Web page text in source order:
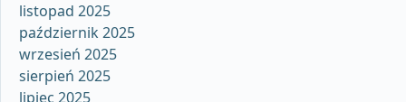
listopad 2025
październik 2025
wrzesień 2025
sierpień 2025
lipiec 2025